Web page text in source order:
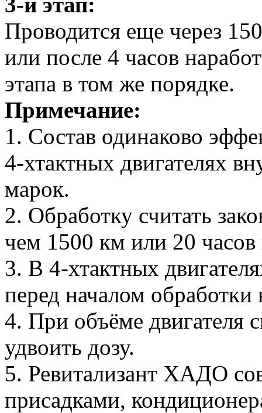
Проводится еще через
или после 4 часов
этапа в том же порядке.
Примечание:
1. Состав одинаково
4-хтактных двигателях
марок.
2. Обработку считать
чем 1500 км или 20 часов
3. В 4-хтактных
перед началом обработки
4. При объёме двигателя
удвоить дозу.
5. Ревитализант ХАДО
присадками,